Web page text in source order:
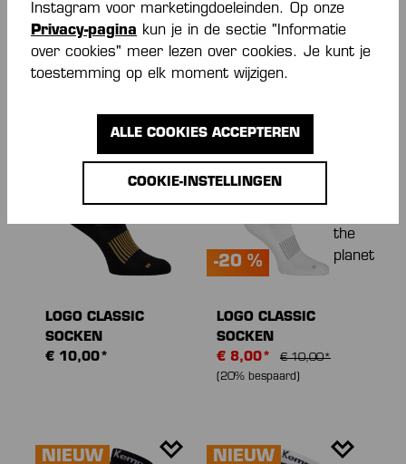
LOGO CLASSIC
SOCKEN
SNEAKERSOCKEN
LOGO CLASSIC
SOCKEN
€ 10,00*
-20 %
LOGO CLASSIC
SOCKEN
€ 8,00*
€ 10,00*
(20% bespaard)
NIEUW NIEUW
Instagram voor marketingdoeleinden. Op onze
Privacy-pagina kun je in de sectie "Informatie
over cookies" meer lezen over cookies. Je kunt je
toestemming op elk moment wijzigen.
COOKIE-INSTELLINGEN
ALLE COOKIES ACCEPTEREN